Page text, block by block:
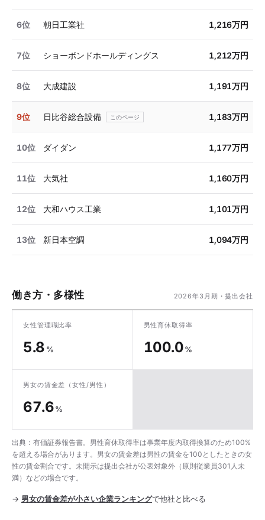
6位 朝日工業社 1,216万円
7位 ショーボンドホールディングス 1,212万円
8位 大成建設 1,191万円
9位 日比谷総合設備 1,183万円
10位 ダイダン 1,177万円
11位 大気社 1,160万円
12位 大和ハウス工業 1,101万円
13位 新日本空調 1,094万円
働き方・多様性 2026年3月期・提出会社
女性管理職比率
5.8 %
男性育休取得率
100.0%
男女の賃金差 （女性/男性）
67.6%
出典：有価証券報告書。男性育休取得率は事業年度内取得換算のため100%
を超える場合があります。男女の賃金差は男性の賃金を100としたときの女
性の賃金割合です。未開示は提出会社が公表対象外（原則従業員301人未
満）などの場合です。
→ 男女の賃金差が小さい企業ランキングで他社と比べる